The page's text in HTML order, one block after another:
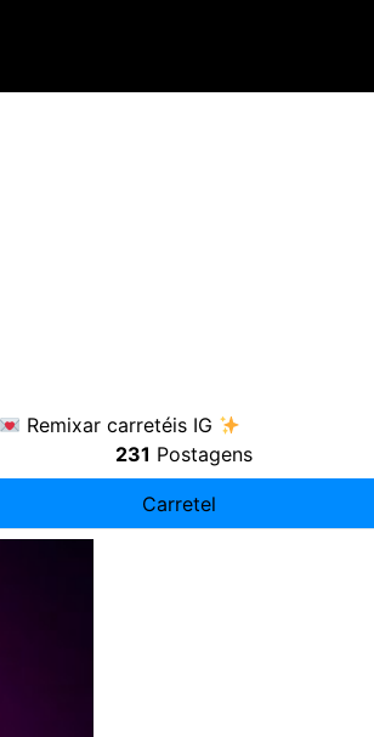
Remixar carretéis IG
231 Postagens
Carretel